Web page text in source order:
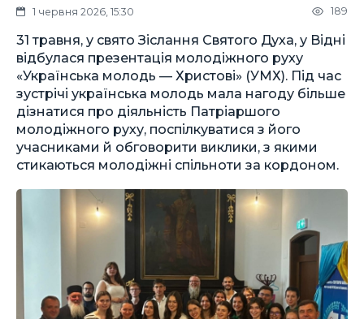
1 червня 2026, 15:30 189
31 травня, у свято Зіслання Святого Духа, у Відні
відбулася презентація молодіжного руху
«Українська молодь — Христові» (УМХ). Під час
зустрічі українська молодь мала нагоду більше
дізнатися про діяльність Патріаршого
молодіжного руху, поспілкуватися з його
учасниками й обговорити виклики, з якими
стикаються молодіжні спільноти за кордоном.